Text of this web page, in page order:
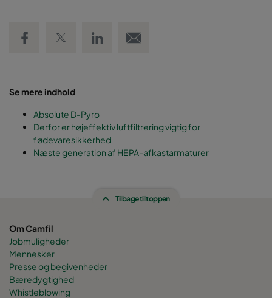
Se mere indhold
Absolute D-Pyro
Derfor er højeffektiv luftfiltrering vigtig for
fødevaresikkerhed
Næste generation af HEPA-afkastarmaturer
Tilbage til toppen
Om Camfil
Jobmuligheder
Mennesker
Presse og begivenheder
Bæredygtighed
Whistleblowing